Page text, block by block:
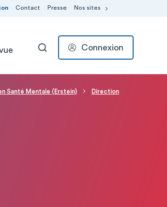
Contact Presse Nos sites
RECHERCHER
Connexion
Santé Mentale (Erstein)
Direction